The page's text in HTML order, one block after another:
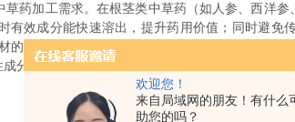
欢迎您！
来自局域网的朋友！有什么
助您的吗？
加工需求。在根茎类中草药（如人参、西洋参
效成分能快速溶出，提升药用价值；同时避免
天然色泽与挥发油成分，防止高温烘烤导致的
分的破坏，维持药材原有形态与药效，符合中草